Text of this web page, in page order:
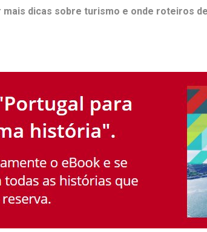
mais dicas sobre turismo e onde roteiros